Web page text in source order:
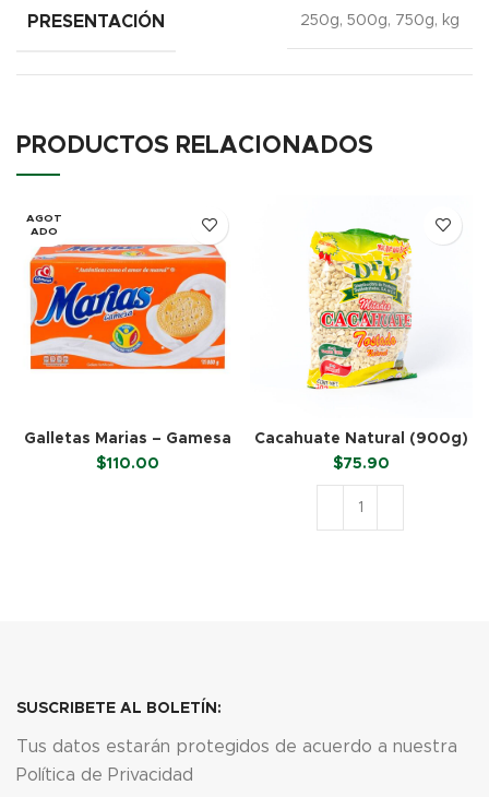
PRESENTACIÓN 250g, 500g, 750g, kg
PRODUCTOS RELACIONADOS
AGOT
ADO
Galletas Marias – Gamesa
(850 g)
$110.00
Cacahuate Natural (900g)
$75.90
SUSCRIBETE AL BOLETÍN:
Tus datos estarán protegidos de acuerdo a nuestra
Política de Privacidad